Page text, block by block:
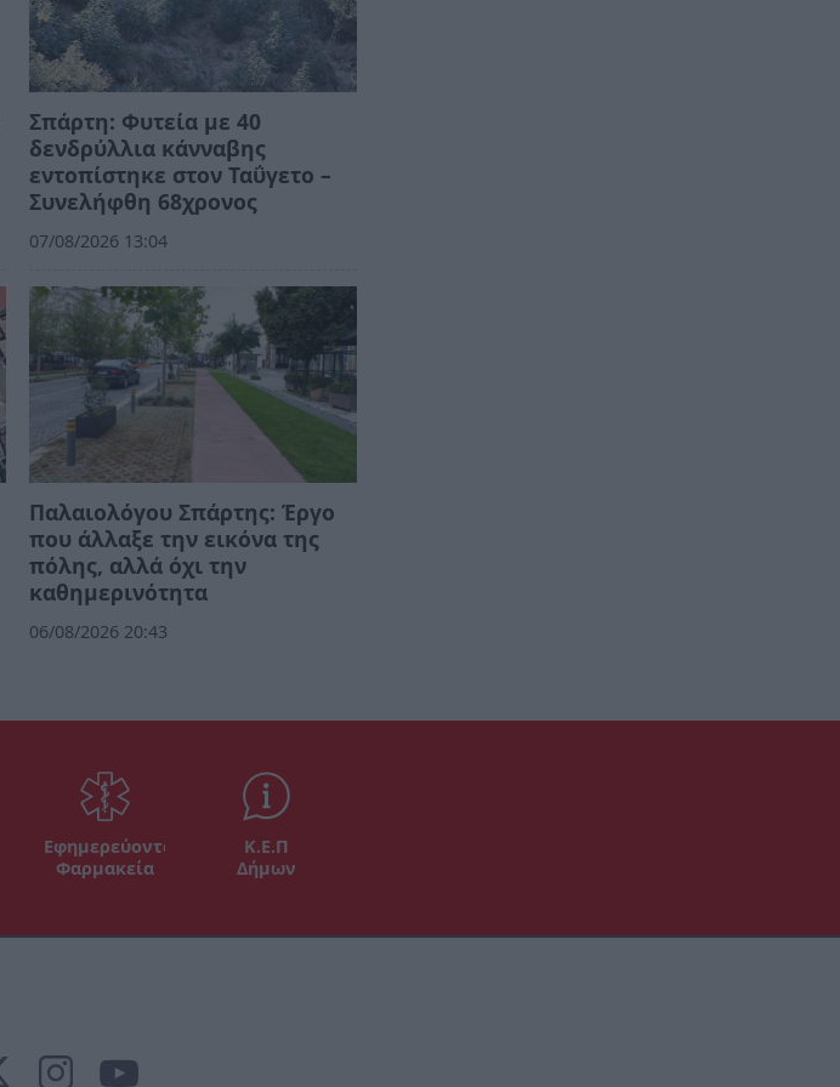
Σπάρτη: Φυτεία με 40
δενδρύλλια κάνναβης
εντοπίστηκε στον Ταΰγετο –
Συνελήφθη 68χρονος
07/08/2026 13:04
Παλαιολόγου Σπάρτης: Έργο
που άλλαξε την εικόνα της
πόλης, αλλά όχι την
καθημερινότητα
06/08/2026 20:43
Εφημερεύοντα
Φαρμακεία
Κ.Ε.Π
Δήμων